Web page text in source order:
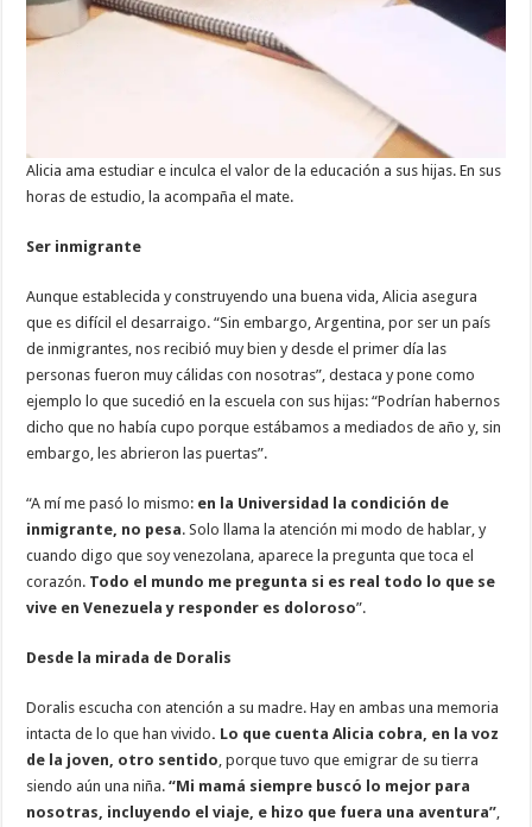
Alicia ama estudiar e inculca el valor de la educación a sus hijas. En sus
horas de estudio, la acompaña el mate.
Ser inmigrante
Aunque establecida y construyendo una buena vida, Alicia asegura
que es difícil el desarraigo. “Sin embargo, Argentina, por ser un país
de inmigrantes, nos recibió muy bien y desde el primer día las
personas fueron muy cálidas con nosotras”, destaca y pone como
ejemplo lo que sucedió en la escuela con sus hijas: “Podrían habernos
dicho que no había cupo porque estábamos a mediados de año y, sin
embargo, les abrieron las puertas”.
“A mí me pasó lo mismo: en la Universidad la condición de
inmigrante, no pesa. Solo llama la atención mi modo de hablar, y
cuando digo que soy venezolana, aparece la pregunta que toca el
corazón. Todo el mundo me pregunta si es real todo lo que se
vive en Venezuela y responder es doloroso”.
Desde la mirada de Doralis
Doralis escucha con atención a su madre. Hay en ambas una memoria
intacta de lo que han vivido. Lo que cuenta Alicia cobra, en la voz
de la joven, otro sentido, porque tuvo que emigrar de su tierra
siendo aún una niña.“Mi mamá siempre buscó lo mejor para
nosotras, incluyendo el viaje, e hizo que fuera una aventura”,